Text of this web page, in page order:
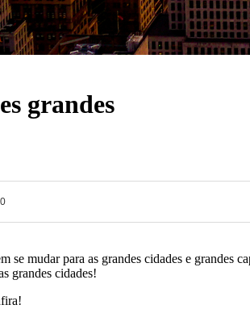
grandes
0
se mudar para as grandes cidades e
grandes cidades!